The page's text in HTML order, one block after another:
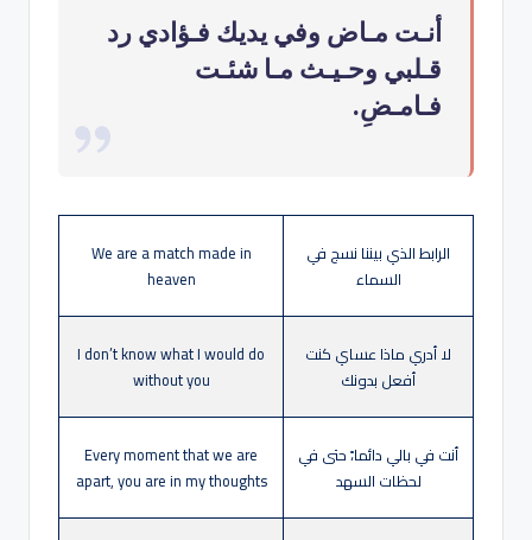
أنـت مـاض وفي يديك فـؤادي رد
قـلبي وحـيـث مـا شئـت
فـامـضِ.
الرابط الذي بيننا نسج في
السماء
We are a match made in
heaven
لا أدري ماذا عساي كنت
أفعل بدونك
I don’t know what I would do
without you
أنت في بالي دائما،ً حتى في
لحظات السهد
Every moment that we are
apart, you are in my thoughts